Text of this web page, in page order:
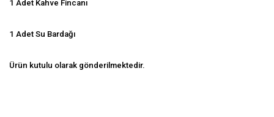
1 Adet Kahve Fincanı
1 Adet Su Bardağı
Ürün kutulu olarak gönderilmektedir.